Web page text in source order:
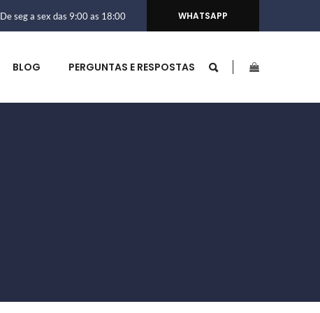
De seg a sex das 9:00 as 18:00 WHATSAPP
BLOG PERGUNTAS E RESPOSTAS